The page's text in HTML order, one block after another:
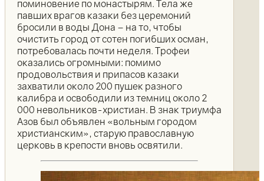
поминовение по монастырям. Тела же
павших врагов казаки без церемоний
бросили в воды Дона – на то, чтобы
очистить город от сотен погибших осман,
потребовалась почти неделя. Трофеи
оказались огромными: помимо
продовольствия и припасов казаки
захватили около 200 пушек разного
калибра и освободили из темниц около 2
000 невольников-христиан. В знак триумфа
Азов был объявлен «вольным городом
христианским», старую православную
церковь в крепости вновь освятили.